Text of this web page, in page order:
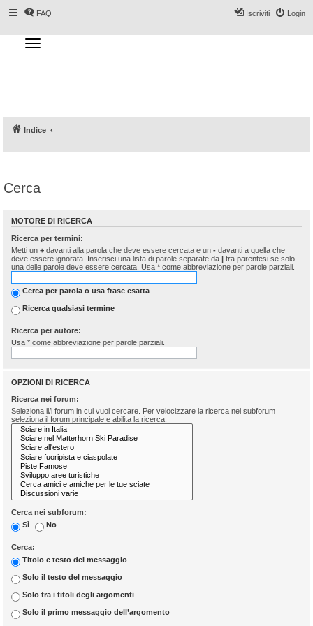
FAQ Login
Iscriviti
T
o
g
a
t
Indice
Cerca
MOTORE DI RICERCA
Ricerca per termini:
Metti un + davanti alla parola che deve essere cercata e un - davanti a quella che
deve essere ignorata. Inserisci una lista di parole separate da | tra parentesi se solo
una delle parole deve essere cercata. Usa * come abbreviazione per parole parziali.
Cerca per parola o usa frase esatta
Ricerca qualsiasi termine
Ricerca per autore:
Usa * come abbreviazione per parole parziali.
OPZIONI DI RICERCA
Ricerca nei forum:
Seleziona il/i forum in cui vuoi cercare. Per velocizzare la ricerca nei subforum
seleziona il forum principale e abilita la ricerca.
Cerca nei subforum:
Sì
No
Cerca:
Titolo e testo del messaggio
Solo il testo del messaggio
Solo tra i titoli degli argomenti
Solo il primo messaggio dell’argomento